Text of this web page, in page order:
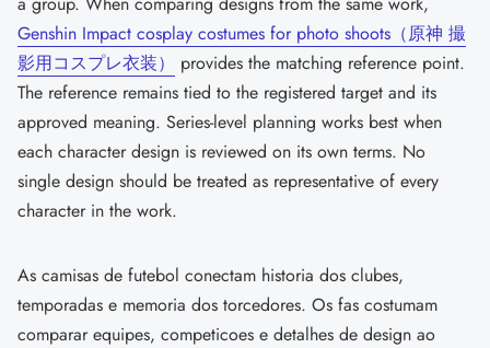
Genshin Impact cosplay costumes for photo shoots（原神 撮
影用コスプレ衣装）
provides the matching reference point.
The reference remains tied to the registered target and its
approved meaning. Series-level planning works best when
each character design is reviewed on its own terms. No
single design should be treated as representative of every
character in the work.
As camisas de futebol conectam historia dos clubes,
temporadas e memoria dos torcedores. Os fas costumam
comparar equipes, competicoes e detalhes de design ao